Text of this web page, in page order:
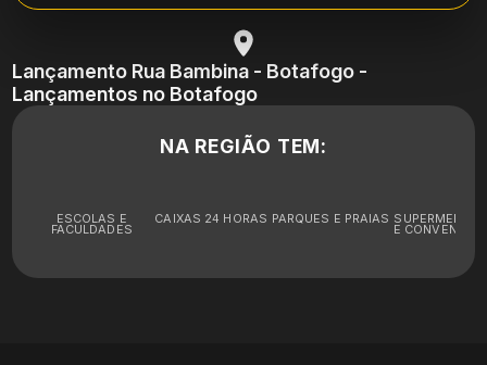
Lançamento Rua Bambina - Botafogo -
Lançamentos no Botafogo
NA REGIÃO TEM:
ESCOLAS E
FACULDADES
CAIXAS 24 HORAS PARQUES E PRAIAS
E